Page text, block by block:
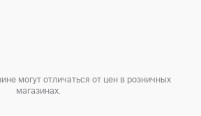
могут отличаться от цен в розничных
магазинах.